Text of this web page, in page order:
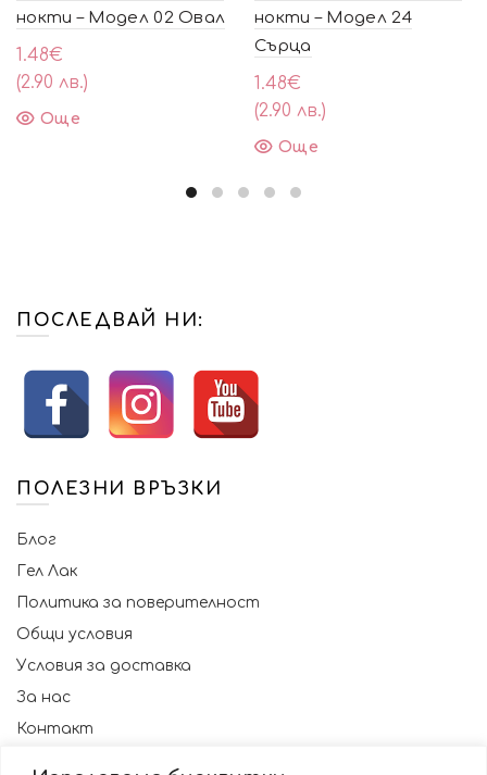
нокти – Модел 02 Овал
1.48€
(2.90 лв.)
Още
нокти – Модел 24
Сърца
1.48€
(2.90 лв.)
Още
ПОСЛЕДВАЙ НИ:
ПОЛЕЗНИ ВРЪЗКИ
Блог
Гел Лак
Политика за поверителност
Общи условия
Условия за доставка
За нас
Контакт